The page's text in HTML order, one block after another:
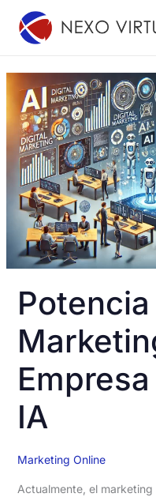
IA
Marketing Online
Actualmente, el